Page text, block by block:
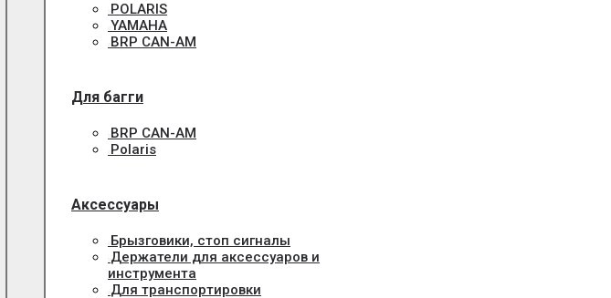
POLARIS
YAMAHA
BRP CAN-AM
Для багги
BRP CAN-AM
Polaris
Аксессуары
Брызговики, стоп сигналы
Держатели для аксессуаров и
инструмента
Для транспортировки